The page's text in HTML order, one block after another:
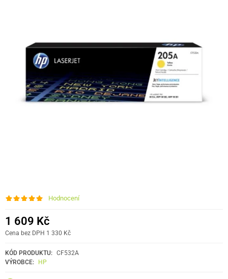
Hodnocení
1 609 Kč
Cena bez DPH 1 330 Kč
KÓD PRODUKTU: CF532A
VÝROBCE:
HP